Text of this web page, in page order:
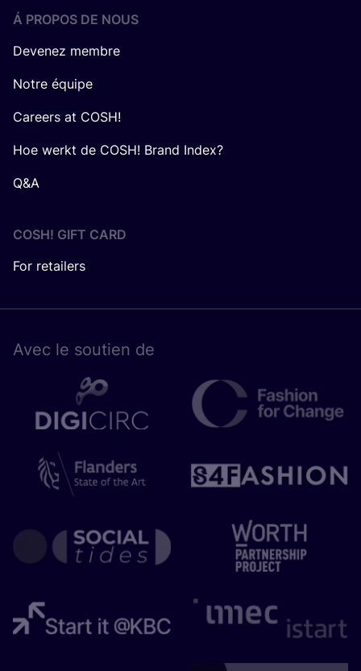
Á PROPOS DE NOUS
Devenez membre
Notre équipe
Careers at COSH!
Hoe werkt de COSH! Brand Index?
Q&A
COSH! GIFT CARD
For retailers
Avec le sou­tien de